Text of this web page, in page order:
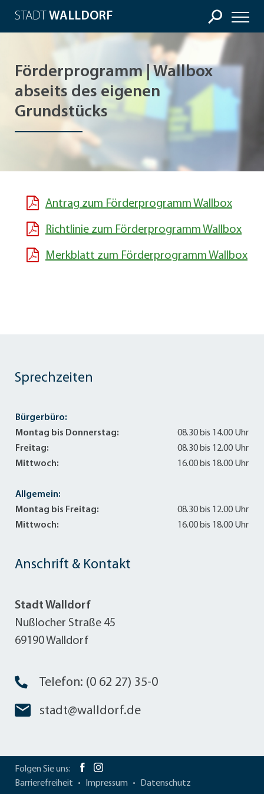
STADT WALLDORF
Förderprogramm | Wallbox
abseits des eigenen
Grundstücks
Antrag zum Förderprogramm Wallbox
Richtlinie zum Förderprogramm Wallbox
Merkblatt zum Förderprogramm Wallbox
Anschrift & Kontakt
Stadt Walldorf
Nußlocher Straße 45
69190 Walldorf
Telefon: (0 62 27) 35-0
stadt@walldorf.de
Sprechzeiten
Bürgerbüro:
Montag bis Donnerstag:
08.30 bis 14.00 Uhr
Freitag:
08.30 bis 12.00 Uhr
Mittwoch:
16.00 bis 18.00 Uhr
Allgemein:
Montag bis Freitag:
08.30 bis 12.00 Uhr
Mittwoch:
16.00 bis 18.00 Uhr
Folgen Sie uns:
Barrierefreiheit
Impressum Datenschutz